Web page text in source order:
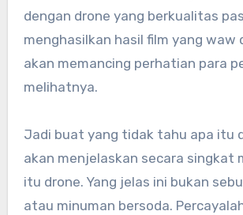
dengan drone yang berkualitas
menghasilkan hasil film yang waw
akan memancing perhatian para
melihatnya.
Jadi buat yang tidak tahu apa itu
akan menjelaskan secara singkat
itu drone. Yang jelas ini bukan
atau minuman bersoda.